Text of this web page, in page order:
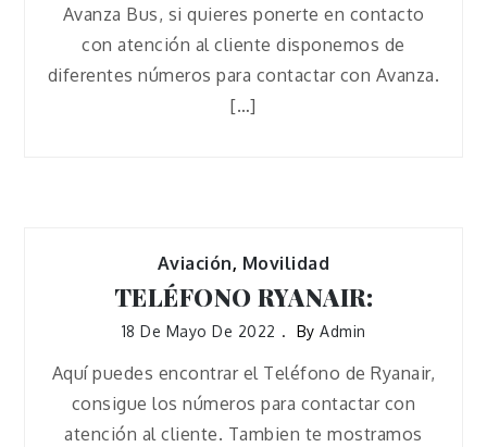
Avanza Bus, si quieres ponerte en contacto
con atención al cliente disponemos de
diferentes números para contactar con Avanza.
[…]
Aviación, Movilidad
TELÉFONO RYANAIR:
18 De Mayo De 2022 By Admin
Aquí puedes encontrar el Teléfono de Ryanair,
consigue los números para contactar con
atención al cliente. Tambien te mostramos